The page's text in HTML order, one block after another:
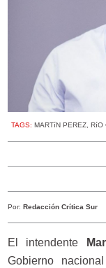
TAGS: MARTíN PEREZ RíO
Por: Redacción Crítica Sur
El intendente
Gobierno